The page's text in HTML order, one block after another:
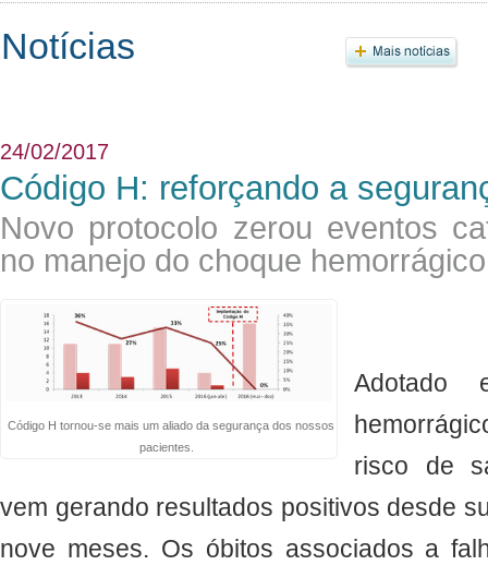
24/02/2017
Código H: reforçando a
Novo protocolo zerou eventos
no manejo do choque hemorrágico
Código H tornou-se mais um aliado da segurança dos nossos
pacientes.
Adotado
risco de
vem gerando resultados positivos desde
nove meses. Os óbitos associados a